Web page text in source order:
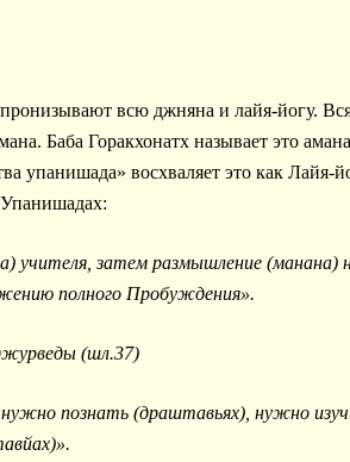
Баба Горакхонатх называет это
упанишада» восхваляет это как
учителя, затем размышление (манана)
полного Пробуждения».
(шл.37)
познать (драштавьях), нужно